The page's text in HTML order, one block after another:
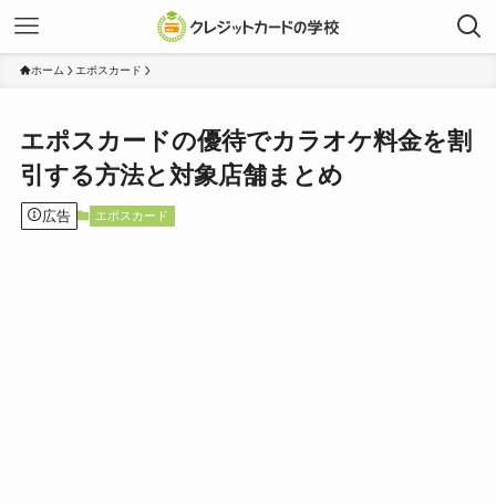
ホーム エポスカード
エポスカードの優待でカラオケ料金を割
引する方法と対象店舗まとめ
広告 エポスカード